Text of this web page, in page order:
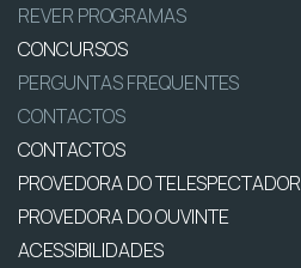
REVER PROGRAMAS
CONCURSOS
PERGUNTAS FREQUENTES
CONTACTOS
CONTACTOS
PROVEDORA DO TELESPECTADOR
PROVEDORA DO OUVINTE
ACESSIBILIDADES